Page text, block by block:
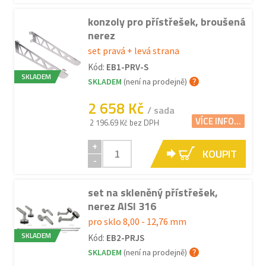
SKLADEM
konzoly pro přístřešek, broušená
nerez
set pravá + levá strana
Kód: EB1-PRV-S
SKLADEM (není na prodejně)
2 658 Kč / sada
2 196.69 Kč bez DPH VÍCE INFO...
+
-
KOUPIT
SKLADEM
set na skleněný přístřešek,
nerez AISI 316
pro sklo 8,00 - 12,76 mm
Kód: EB2-PRJS
SKLADEM (není na prodejně)